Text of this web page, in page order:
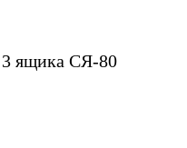
ящика СЯ-80